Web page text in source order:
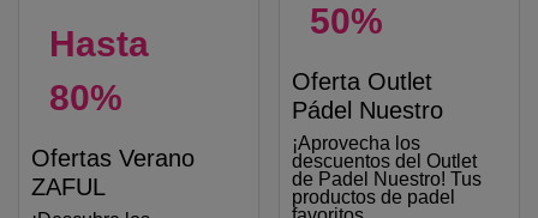
Hasta
80%
Ofertas Verano
ZAFUL
50%
Oferta Outlet
Pádel Nuestro
¡Aprovecha los
descuentos del Outlet
de Padel Nuestro! Tus
productos de padel